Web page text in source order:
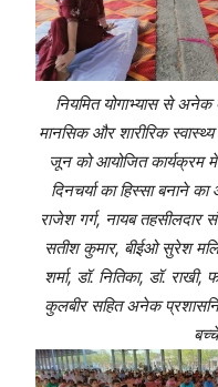
नियमित योगाभ्यास से अनेक
मानसिक और शारीरिक
जून को आयोजित कार्यक्रम
दिनचर्या का हिस्सा बनाने
राजेश गर्ग, नायब
सतीश कुमार, बीईओ सुरेश
शर्मा, डॉ. नितिका, डॉ.
कुलबीर सहित अनेक